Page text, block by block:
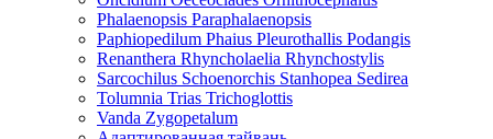
Phalaenopsis Paraphalaenopsis
Paphiopedilum Phaius Pleurothallis Podangis
Renanthera Rhyncholaelia Rhynchostylis
Sarcochilus Schoenorchis Stanhopea Sedirea
Tolumnia Trias Trichoglottis
Vanda Zygopetalum